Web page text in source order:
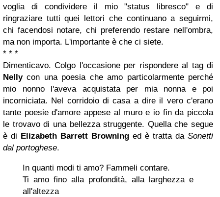
voglia di condividere il mio "status libresco" e di
ringraziare tutti quei lettori che continuano a seguirmi,
chi facendosi notare, chi preferendo restare nell'ombra,
ma non importa. L'importante è che ci siete.
* * *
Dimenticavo. Colgo l'occasione per rispondere al tag di
Nellycon una poesia che amo particolarmente perché
mio nonno l'aveva acquistata per mia nonna e poi
incorniciata. Nel corridoio di casa a dire il vero c'erano
tante poesie d'amore appese al muro e io fin da piccola
le trovavo di una bellezza struggente. Quella che segue
è di Elizabeth Barrett Browning ed è tratta da Sonetti
dal portoghese.
In quanti modi ti amo? Fammeli contare.
Ti amo fino alla profondità, alla larghezza e
all'altezza